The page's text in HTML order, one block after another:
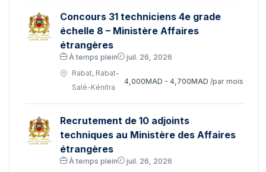
Concours 31 techniciens 4e grade
échelle 8 – Ministère Affaires
étrangères
À temps plein
juil. 26, 2026
Rabat, Rabat-
Salé-Kénitra
4,000MAD - 4,700MAD /par mois
Recrutement de 10 adjoints
techniques au Ministère des Affaires
étrangères
À temps plein
juil. 26, 2026